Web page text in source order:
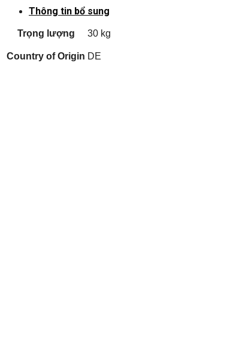
Thông tin bổ sung
Trọng lượng 30 kg
Country of Origin DE